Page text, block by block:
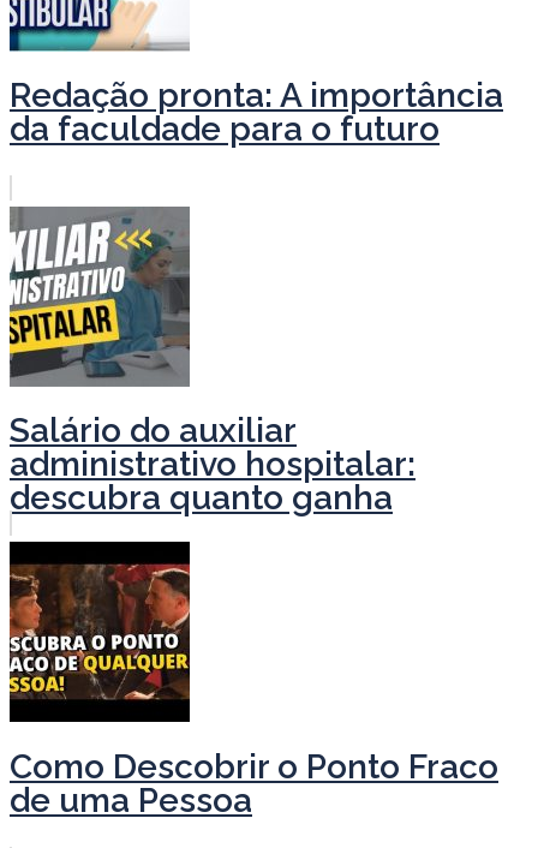
Redação pronta: A importância
da faculdade para o futuro
Salário do auxiliar
administrativo hospitalar:
descubra quanto ganha
Como Descobrir o Ponto Fraco
de uma Pessoa